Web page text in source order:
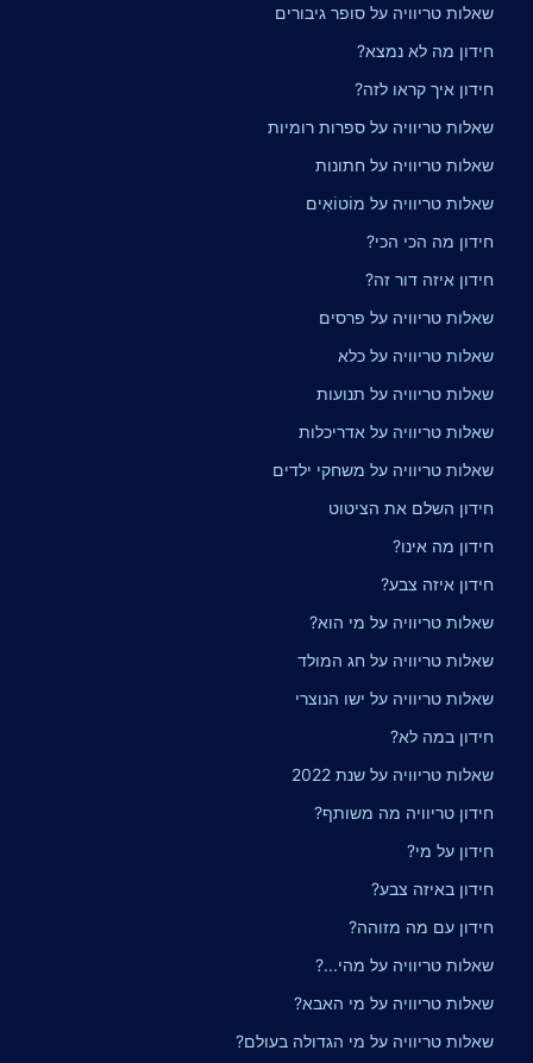
שאלות טריוויה על סופר גיבורים
חידון מה לא נמצא?
חידון איך קראו לזה?
שאלות טריוויה על ספרות רומיות
שאלות טריוויה על חתונות
שאלות טריוויה על מוֹטוֹאִים
חידון מה הכי הכי?
חידון איזה דור זה?
שאלות טריוויה על פרסים
שאלות טריוויה על כלא
שאלות טריוויה על תנועות
שאלות טריוויה על אדריכלות
שאלות טריוויה על משחקי ילדים
חידון השלם את הציטוט
חידון מה אינו?
חידון איזה צבע?
שאלות טריוויה על מי הוא?
שאלות טריוויה על חג המולד
שאלות טריוויה על ישו הנוצרי
חידון במה לא?
שאלות טריוויה על שנת 2022
חידון טריוויה מה משותף?
חידון על מי?
חידון באיזה צבע?
חידון עם מה מזוהה?
שאלות טריוויה על מהי...?
שאלות טריוויה על מי האבא?
שאלות טריוויה על מי הגדולה בעולם?